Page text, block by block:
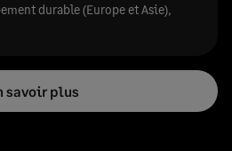
durable (Europe et Asie),
savoir plus